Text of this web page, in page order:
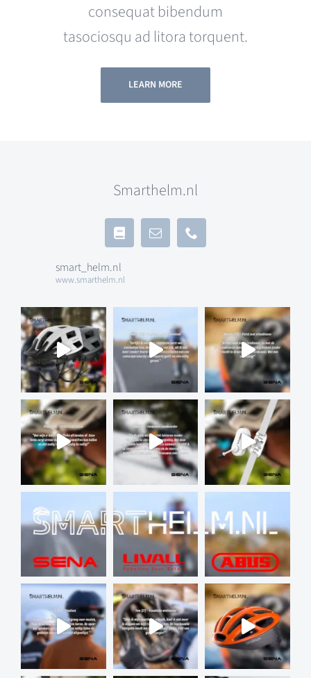
consequat bibendum
tasociosqu ad litora torquent.
LEARN MORE
Smarthelm.nl
smart_helm.nl
www.smarthelm.nl